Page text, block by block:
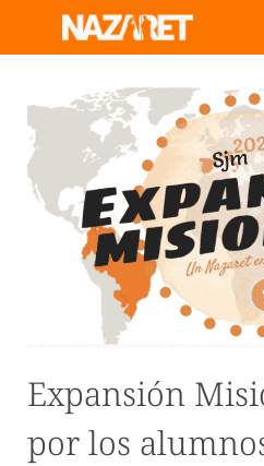
Expansión
por los